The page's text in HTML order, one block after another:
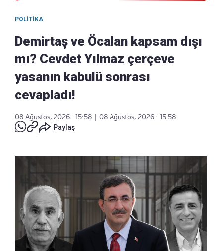
POLITIKA
Demirtaş ve Öcalan kapsam dışı
mı? Cevdet Yılmaz çerçeve
yasanın kabulü sonrası
cevapladı!
08 Ağustos, 2026 - 15:58
08 Ağustos, 2026 - 15:58
Paylaş